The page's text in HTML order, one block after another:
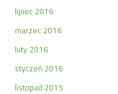
lipiec 2016
marzec 2016
luty 2016
styczeń 2016
listopad 2015